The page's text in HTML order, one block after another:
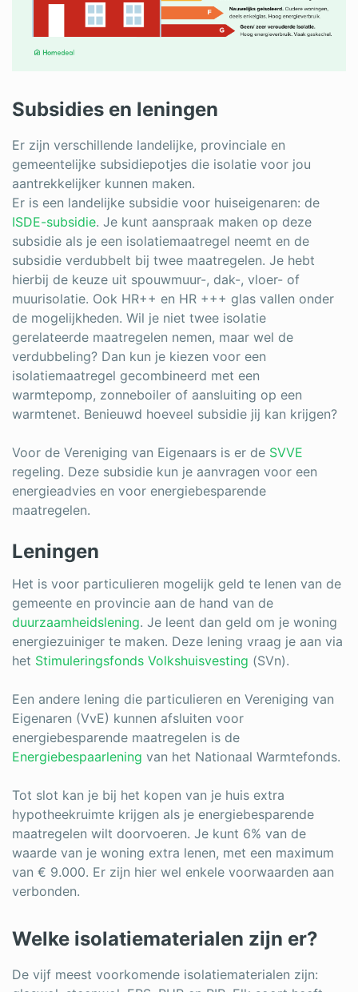
Subsidies en leningen
Er zijn verschillende landelijke, provinciale en
gemeentelijke subsidiepotjes die isolatie voor jou
aantrekkelijker kunnen maken.
Er is een landelijke subsidie voor huiseigenaren: de
ISDE-subsidie. Je kunt aanspraak maken op deze
subsidie als je een isolatiemaatregel neemt en de
subsidie verdubbelt bij twee maatregelen. Je hebt
hierbij de keuze uit spouwmuur-, dak-, vloer- of
muurisolatie. Ook HR++ en HR +++ glas vallen onder
de mogelijkheden. Wil je niet twee isolatie
gerelateerde maatregelen nemen, maar wel de
verdubbeling? Dan kun je kiezen voor een
isolatiemaatregel gecombineerd met een
warmtepomp, zonneboiler of aansluiting op een
warmtenet. Benieuwd hoeveel subsidie jij kan krijgen?
Voor de Vereniging van Eigenaars is er de SVVE
regeling. Deze subsidie kun je aanvragen voor een
energieadvies en voor energiebesparende
maatregelen.
Leningen
Het is voor particulieren mogelijk geld te lenen van de
gemeente en provincie aan de hand van de
duurzaamheidslening. Je leent dan geld om je woning
energiezuiniger te maken. Deze lening vraag je aan via
het Stimuleringsfonds Volkshuisvesting (SVn).
Een andere lening die particulieren en Vereniging van
Eigenaren (VvE) kunnen afsluiten voor
energiebesparende maatregelen is de
Energiebespaarlening van het Nationaal Warmtefonds.
Tot slot kan je bij het kopen van je huis extra
hypotheekruimte krijgen als je energiebesparende
maatregelen wilt doorvoeren. Je kunt 6% van de
waarde van je woning extra lenen, met een maximum
van € 9.000. Er zijn hier wel enkele voorwaarden aan
verbonden.
Welke isolatiematerialen zijn er?
De vijf meest voorkomende isolatiematerialen zijn: